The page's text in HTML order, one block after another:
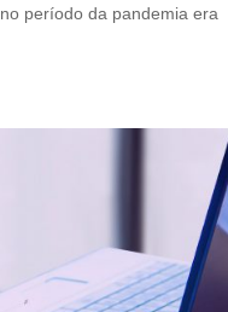
período da pandemia era